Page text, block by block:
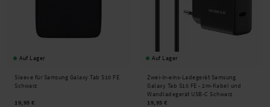
Auf Lager
Sleeve für Samsung Galaxy Tab S10 FE
Schwarz
19,95 €
Auf Lager
Zwei-in-eins-Ladegerät Samsung
Galaxy Tab S10 FE - 2m-Kabel und
Wandladegerät USB-C Schwarz
19,95 €